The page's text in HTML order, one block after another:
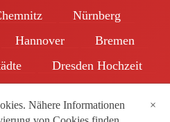
Nürnberg
Hannover
Bremen
Dresden Hochzeit
Nähere Informationen
×